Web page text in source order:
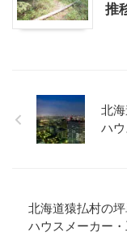
推
北
ハ
北海道猿払村の坪
ハウスメーカー